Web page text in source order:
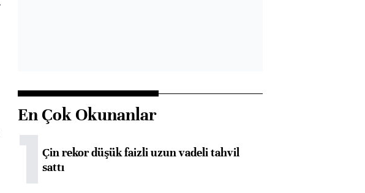
En Çok Okunanlar
1Çin rekor düşük faizli uzun vadeli tahvil
sattı